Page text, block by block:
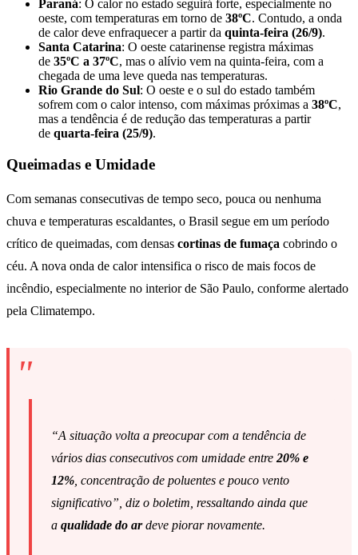
Paraná: O calor no estado seguirá forte, especialmente no
oeste, com temperaturas em torno de 38ºC. Contudo, a onda
de calor deve enfraquecer a partir da quinta-feira (26/9).
Santa Catarina: O oeste catarinense registra máximas
de 35ºC a 37ºC, mas o alívio vem na quinta-feira, com a
chegada de uma leve queda nas temperaturas.
Rio Grande do Sul: O oeste e o sul do estado também
sofrem com o calor intenso, com máximas próximas a 38ºC,
mas a tendência é de redução das temperaturas a partir
de quarta-feira (25/9).
Queimadas e Umidade
Com semanas consecutivas de tempo seco, pouca ou nenhuma
chuva e temperaturas escaldantes, o Brasil segue em um período
crítico de queimadas, com densas cortinas de fumaça cobrindo o
céu. A nova onda de calor intensifica o risco de mais focos de
incêndio, especialmente no interior de São Paulo, conforme alertado
pela Climatempo.
“A situação volta a preocupar com a tendência de
vários dias consecutivos com umidade entre 20% e
12% , concentração de poluentes e pouco vento
significativo”, diz o boletim, ressaltando ainda que
a qualidade do ardeve piorar novamente.